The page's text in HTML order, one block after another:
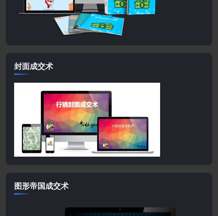
封面成交术
图形帝国成交术